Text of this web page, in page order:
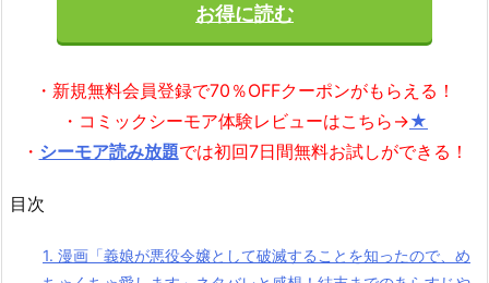
お得に読む
・新規無料会員登録で70％OFFクーポンがもらえる！
・コミックシーモア体験レビューはこちら→★
・ シーモア読み放題では初回7日間無料お試しができる！
目次
1. 漫画「義娘が悪役令嬢として破滅することを知ったので、め